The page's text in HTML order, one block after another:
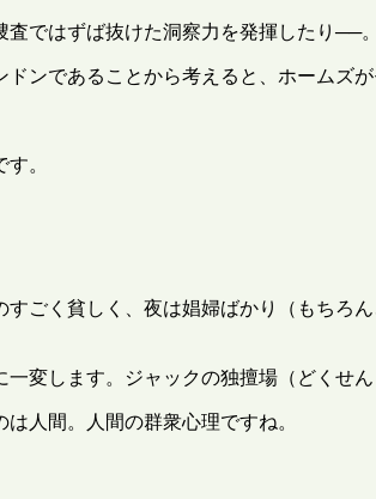
ではずば抜けた洞察力を発揮したり──。
ンであることから考えると、ホームズ
。
ごく貧しく、夜は娼婦ばかり（もちろ
変します。ジャックの独擅場（どくせん
人間。人間の群衆心理ですね。